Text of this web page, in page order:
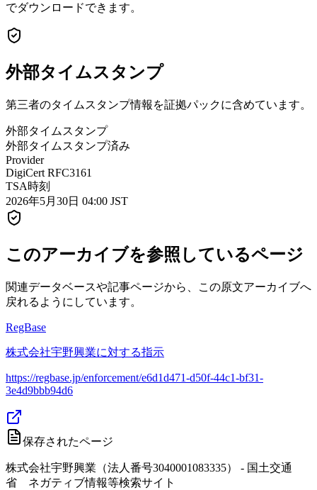
でダウンロードできます。
外部タイムスタンプ
第三者のタイムスタンプ情報を証拠パックに含めています。
外部タイムスタンプ
外部タイムスタンプ済み
Provider
DigiCert RFC3161
TSA時刻
2026年5月30日 04:00 JST
このアーカイブを参照しているページ
関連データベースや記事ページから、この原文アーカイブへ
戻れるようにしています。
RegBase
株式会社宇野興業に対する指示
https://regbase.jp/enforcement/e6d1d471-d50f-44c1-bf31-
3e4d9bbb94d6
保存されたページ
株式会社宇野興業（法人番号3040001083335） - 国土交通
省 ネガティブ情報等検索サイト